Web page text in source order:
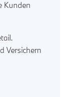
Kunden
Versichern